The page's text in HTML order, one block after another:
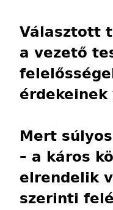
Választott
a vezető
érdekeinek
Mert
– a káros
elrendelik
szerinti